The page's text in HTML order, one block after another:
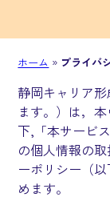
ホーム » プライバ
静岡キャリア
ます。）は，
下,「本サービ
の個人情報の
ーポリシー（
めます。